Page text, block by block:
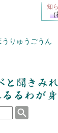
うりゅうごうん
みれば遊ばれ
りけり
知
（